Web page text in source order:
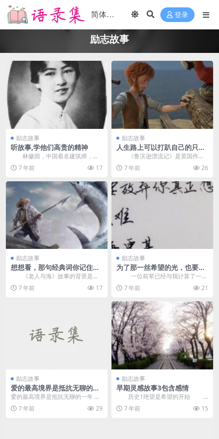
登录
励志故事
励志故事
听故事,学他们高贵的精神
林徽因，中国着名建筑师，诗
人和作家，一个树状风格和花姿的
美丽女人，具有天才和...
7 年前 17
励志故事
人生路上可以打趴自己的只有
《鲁滨逊漂流记》是英国作家
丹尼尔迪福的小说。该书于1719年
4月25日首次出...
7 年前 26
励志故事
想想看，那句经典词你记住了
《老人与海》故事的背景是古
巴在20世纪中叶。主角是一位名叫
圣地亚哥的老渔夫。...
7 年前 17
励志故事
为了那一丝希望的光，也要使
出全力
一位前辈已经与我计算了一个
帐：如果你每天早起一小时，你每
个月会...
7 年前 21
励志故事
爱的最高境界是抵抗无聊的一
年
爱的最高境界是抵抗无聊的一年
当他爱上了她，只有她是19和梦
想成为纯粹的象牙...
7 年前 29
励志故事
早期灵感故事3包含感情
历史1绝望是希望的开始
这是刘伟在一篇关于赌场和包包专
家的文章中的描述：...
7 年前 15